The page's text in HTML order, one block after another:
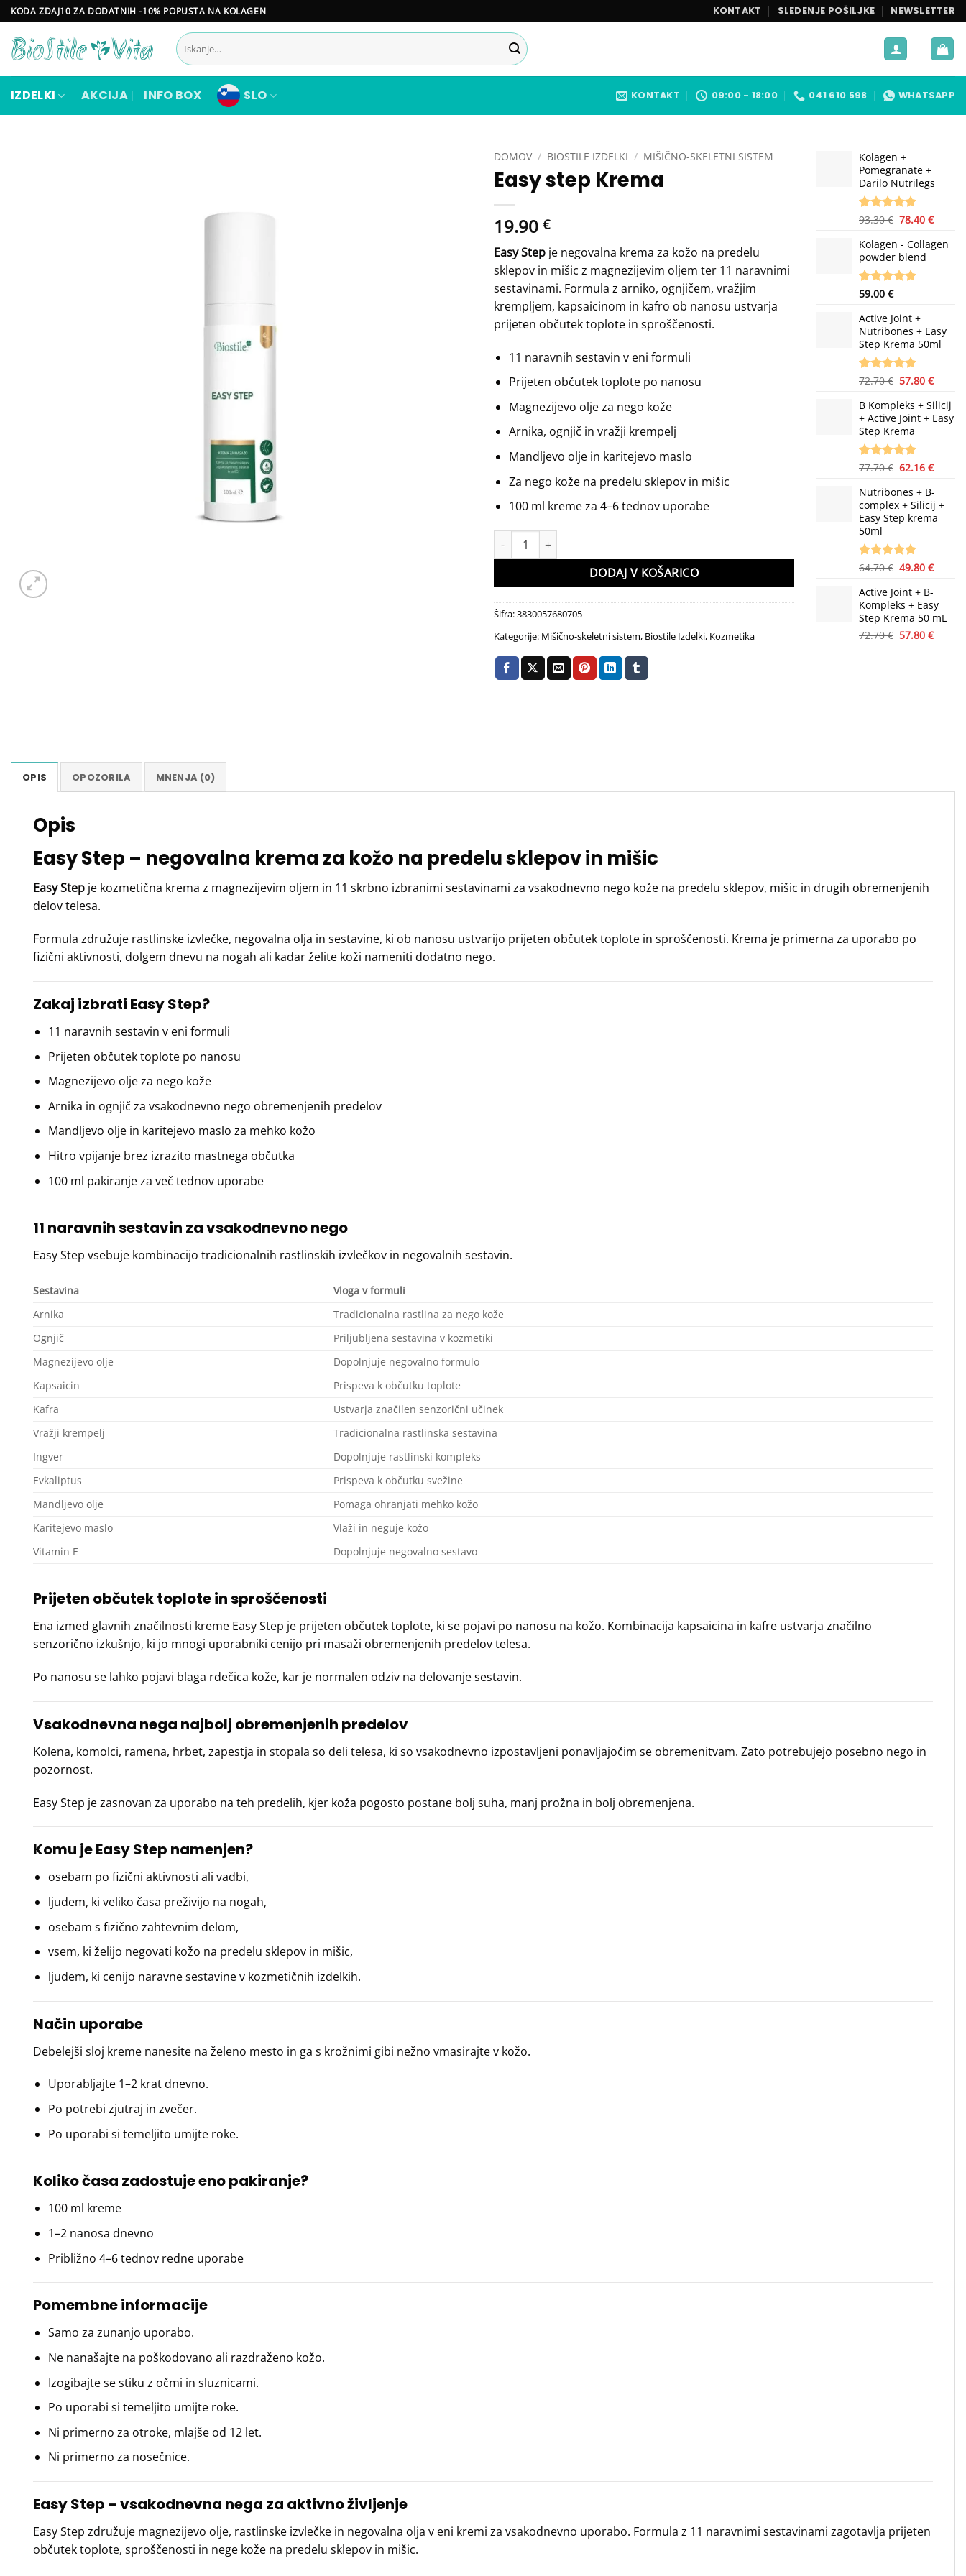
Skoči
na
vsebino
KODA ZDAJ10 ZA DODATNIH -10% POPUSTA NA KOLAGEN KONTAKT SLEDENJE POŠILJKE NEWSLETTER
Išči:
IZDELKI AKCIJA INFO BOX SLO KONTAKT 09:00 - 18:00 041 610 598 WHATSAPP
DOMOV / BIOSTILE IZDELKI / MIŠIČNO-SKELETNI SISTEM
Easy step Krema
19.90 €
Easy Step je negovalna krema za kožo na predelu
sklepov in mišic z magnezijevim oljem ter 11 naravnimi
sestavinami. Formula z arniko, ognjičem, vražjim
krempljem, kapsaicinom in kafro ob nanosu ustvarja
prijeten občutek toplote in sproščenosti.
11 naravnih sestavin v eni formuli
Prijeten občutek toplote po nanosu
Magnezijevo olje za nego kože
Arnika, ognjič in vražji krempelj
Mandljevo olje in karitejevo maslo
Za nego kože na predelu sklepov in mišic
100 ml kreme za 4–6 tednov uporabe
Easy step Krema količina
DODAJ V KOŠARICO
Šifra:3830057680705
Kategorije: Mišično-skeletni sistem, Biostile Izdelki, Kozmetika
Kolagen +
Pomegranate +
Darilo Nutrilegs
Ocenjeno z
na podlagi
ocene
3
strank
93.30€ Izvirna
je
bila:
93.30 €.
78.40€
je:
Kolagen - Collagen
powder blend
Ocenjeno z
na podlagi
ocene
19
strank
59.00 €
Active Joint +
Nutribones + Easy
Step Krema 50ml
Ocenjeno z
na podlagi
ocene
1
stranke
72.70€ Izvirna
je
bila:
72.70 €.
57.80€
je:
57.80
B Kompleks + Silicij
+ Active Joint + Easy
Step Krema
Ocenjeno z
na podlagi
ocene
1
stranke
77.70€ Izvirna
je
bila:
77.70 €.
62.16€
je:
62.16
Nutribones + B-
complex + Silicij +
Easy Step krema
50ml
Ocenjeno z
na podlagi
ocene
2
strank
64.70€ Izvirna
je
bila:
64.70 €.
49.80€
49.80
Active Joint + B-
Kompleks + Easy
Step Krema 50 mL
72.70€ Izvirna
57.80€
OPIS OPOZORILA MNENJA (0)
Opis
Easy Step – negovalna krema za kožo na predelu sklepov in mišic
Easy Step je kozmetična krema z magnezijevim oljem in 11 skrbno izbranimi sestavinami za vsakodnevno nego kože na predelu sklepov, mišic in drugih obremenjenih
delov telesa.
Formula združuje rastlinske izvlečke, negovalna olja in sestavine, ki ob nanosu ustvarijo prijeten občutek toplote in sproščenosti. Krema je primerna za uporabo po
fizični aktivnosti, dolgem dnevu na nogah ali kadar želite koži nameniti dodatno nego.
Zakaj izbrati Easy Step?
11 naravnih sestavin v eni formuli
Prijeten občutek toplote po nanosu
Magnezijevo olje za nego kože
Arnika in ognjič za vsakodnevno nego obremenjenih predelov
Mandljevo olje in karitejevo maslo za mehko kožo
Hitro vpijanje brez izrazito mastnega občutka
100 ml pakiranje za več tednov uporabe
11 naravnih sestavin za vsakodnevno nego
Easy Step vsebuje kombinacijo tradicionalnih rastlinskih izvlečkov in negovalnih sestavin.
Sestavina
Vloga v formuli
Arnika
Tradicionalna rastlina za nego kože
Ognjič
Priljubljena sestavina v kozmetiki
Magnezijevo olje
Dopolnjuje negovalno formulo
Kapsaicin
Prispeva k občutku toplote
Kafra
Ustvarja značilen senzorični učinek
Vražji krempelj
Tradicionalna rastlinska sestavina
Ingver
Dopolnjuje rastlinski kompleks
Evkaliptus
Prispeva k občutku svežine
Mandljevo olje
Pomaga ohranjati mehko kožo
Karitejevo maslo
Vlaži in neguje kožo
Vitamin E
Dopolnjuje negovalno sestavo
Prijeten občutek toplote in sproščenosti
Ena izmed glavnih značilnosti kreme Easy Step je prijeten občutek toplote, ki se pojavi po nanosu na kožo. Kombinacija kapsaicina in kafre ustvarja značilno
senzorično izkušnjo, ki jo mnogi uporabniki cenijo pri masaži obremenjenih predelov telesa.
Po nanosu se lahko pojavi blaga rdečica kože, kar je normalen odziv na delovanje sestavin.
Vsakodnevna nega najbolj obremenjenih predelov
Kolena, komolci, ramena, hrbet, zapestja in stopala so deli telesa, ki so vsakodnevno izpostavljeni ponavljajočim se obremenitvam. Zato potrebujejo posebno nego in
pozornost.
Easy Step je zasnovan za uporabo na teh predelih, kjer koža pogosto postane bolj suha, manj prožna in bolj obremenjena.
Komu je Easy Step namenjen?
osebam po fizični aktivnosti ali vadbi,
ljudem, ki veliko časa preživijo na nogah,
osebam s fizično zahtevnim delom,
vsem, ki želijo negovati kožo na predelu sklepov in mišic,
ljudem, ki cenijo naravne sestavine v kozmetičnih izdelkih.
Način uporabe
Debelejši sloj kreme nanesite na želeno mesto in ga s krožnimi gibi nežno vmasirajte v kožo.
Uporabljajte 1–2 krat dnevno.
Po potrebi zjutraj in zvečer.
Po uporabi si temeljito umijte roke.
Koliko časa zadostuje eno pakiranje?
100 ml kreme
1–2 nanosa dnevno
Približno 4–6 tednov redne uporabe
Pomembne informacije
Samo za zunanjo uporabo.
Ne nanašajte na poškodovano ali razdraženo kožo.
Izogibajte se stiku z očmi in sluznicami.
Po uporabi si temeljito umijte roke.
Ni primerno za otroke, mlajše od 12 let.
Ni primerno za nosečnice.
Easy Step – vsakodnevna nega za aktivno življenje
Easy Step združuje magnezijevo olje, rastlinske izvlečke in negovalna olja v eni kremi za vsakodnevno uporabo. Formula z 11 naravnimi sestavinami zagotavlja prijeten
občutek toplote, sproščenosti in nege kože na predelu sklepov in mišic.